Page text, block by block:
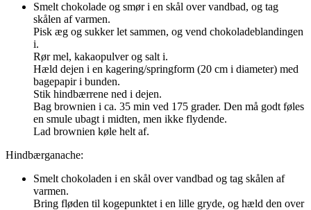
Smelt chokolade og smør i en skål over vandbad, og tag
skålen af varmen.
Pisk æg og sukker let sammen, og vend chokoladeblandingen
i.
Rør mel, kakaopulver og salt i.
Hæld dejen i en kagering/springform (20 cm i diameter) med
bagepapir i bunden.
Stik hindbærrene ned i dejen.
Bag brownien i ca. 35 min ved 175 grader. Den må godt føles
en smule ubagt i midten, men ikke flydende.
Lad brownien køle helt af.
Hindbærganache:
Smelt chokoladen i en skål over vandbad og tag skålen af
varmen.
Bring fløden til kogepunktet i en lille gryde, og hæld den over